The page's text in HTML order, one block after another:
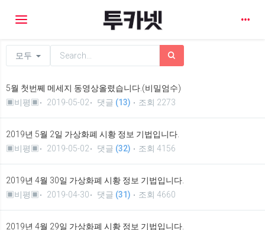
Toggle navigation
모두
5월 첫번쩨 메세지 동영상올렸습니다.(비밀엄수)
▣비평▣
2019-05-02 댓글 (13) 조회 2273
2019년 5월 2일 가상화폐 시황 정보 기법입니다.
▣비평▣
2019-05-02 댓글 (32) 조회 4156
2019년 4월 30일 가상화폐 시황 정보 기법입니다.
▣비평▣
2019-04-30 댓글 (31) 조회 4660
2019년 4월 29일 가상화폐 시황 정보 기법입니다.